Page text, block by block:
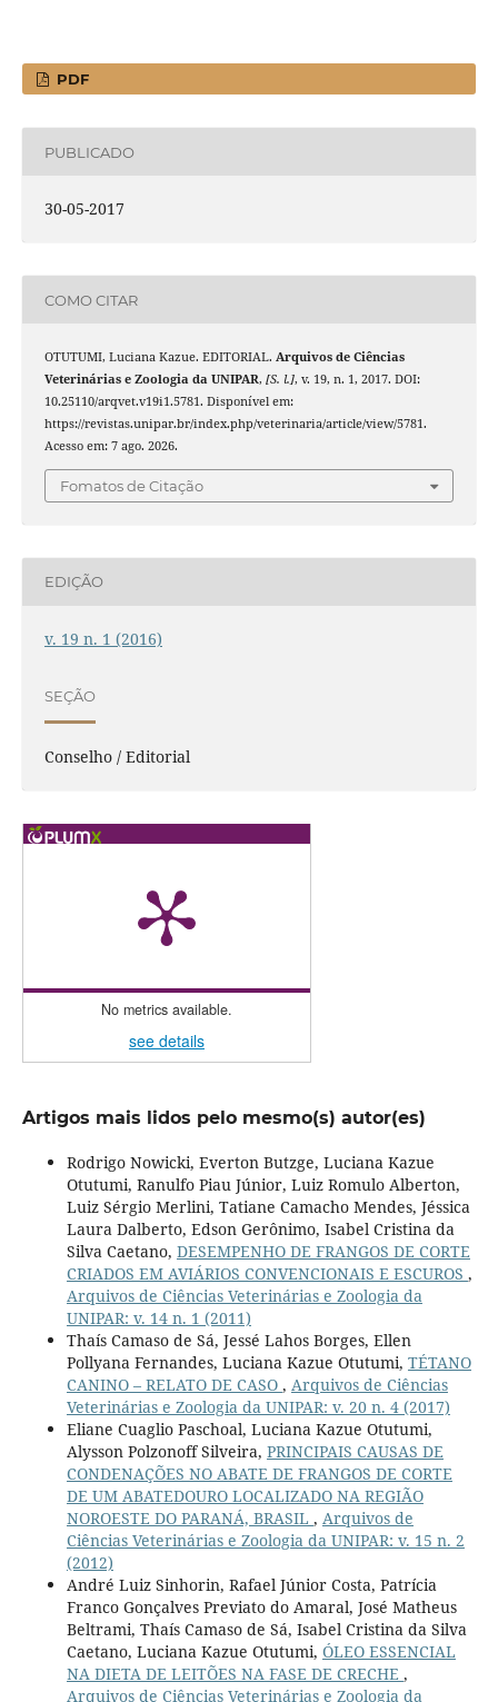
PDF
PUBLICADO
30-05-2017
COMO CITAR
OTUTUMI, Luciana Kazue. EDITORIAL. Arquivos de Ciências
Veterinárias e Zoologia da UNIPAR, [S. l.], v. 19, n. 1, 2017. DOI:
10.25110/arqvet.v19i1.5781. Disponível em:
https://revistas.unipar.br/index.php/veterinaria/article/view/5781.
Acesso em: 7 ago. 2026.
Fomatos de Citação
EDIÇÃO
v. 19 n. 1 (2016)
SEÇÃO
Conselho / Editorial
No metrics available.
see details
Artigos mais lidos pelo mesmo(s) autor(es)
Rodrigo Nowicki, Everton Butzge, Luciana Kazue
Otutumi, Ranulfo Piau Júnior, Luiz Romulo Alberton,
Luiz Sérgio Merlini, Tatiane Camacho Mendes, Jéssica
Laura Dalberto, Edson Gerônimo, Isabel Cristina da
Silva Caetano, DESEMPENHO DE FRANGOS DE CORTE
CRIADOS EM AVIÁRIOS CONVENCIONAIS E ESCUROS ,
Arquivos de Ciências Veterinárias e Zoologia da
UNIPAR: v. 14 n. 1 (2011)
Thaís Camaso de Sá, Jessé Lahos Borges, Ellen
Pollyana Fernandes, Luciana Kazue Otutumi, TÉTANO
CANINO – RELATO DE CASO , Arquivos de Ciências
Veterinárias e Zoologia da UNIPAR: v. 20 n. 4 (2017)
Eliane Cuaglio Paschoal, Luciana Kazue Otutumi,
Alysson Polzonoff Silveira, PRINCIPAIS CAUSAS DE
CONDENAÇÕES NO ABATE DE FRANGOS DE CORTE
DE UM ABATEDOURO LOCALIZADO NA REGIÃO
NOROESTE DO PARANÁ, BRASIL , Arquivos de
Ciências Veterinárias e Zoologia da UNIPAR: v. 15 n. 2
(2012)
André Luiz Sinhorin, Rafael Júnior Costa, Patrícia
Franco Gonçalves Previato do Amaral, José Matheus
Beltrami, Thaís Camaso de Sá, Isabel Cristina da Silva
Caetano, Luciana Kazue Otutumi, ÓLEO ESSENCIAL
NA DIETA DE LEITÕES NA FASE DE CRECHE ,
Arquivos de Ciências Veterinárias e Zoologia da